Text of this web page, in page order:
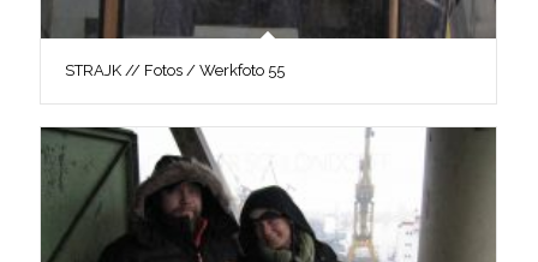
STRAJK // Fotos / Werkfoto 55